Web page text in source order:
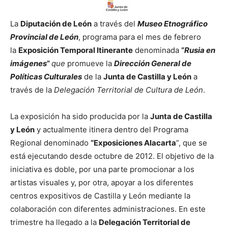
La Diputación de León a través del Museo Etnográfico
Provincial de León, programa para el mes de febrero
la Exposición Temporal Itinerante denominada “Rusia en
imágenes”que promueve la Dirección General de
Políticas Culturales de la Junta de Castilla y León a
través de la Delegación Territorial de Cultura de León.
La exposición ha sido producida por la Junta de Castilla
y León y actualmente itinera dentro del Programa
Regional denominado “Exposiciones Alacarta”, que se
está ejecutando desde octubre de 2012. El objetivo de la
iniciativa es doble, por una parte promocionar a los
artistas visuales y, por otra, apoyar a los diferentes
centros expositivos de Castilla y León mediante la
colaboración con diferentes administraciones. En este
trimestre ha llegado a la Delegación Territorial de